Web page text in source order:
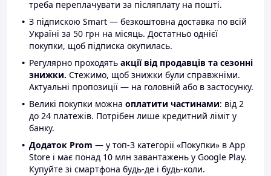
треба переплачувати за післяплату на пошті.
З підпискою Smart — безкоштовна доставка по всій
Україні за 50 грн на місяць. Достатньо однієї
покупки, щоб підписка окупилась.
Регулярно проходять акції від продавців та сезонні
знижки. Стежимо, щоб знижки були справжніми.
Актуальні пропозиції — на головній або в застосунку.
Великі покупки можна оплатити частинами: від 2
до 24 платежів. Потрібен лише кредитний ліміт у
банку.
Додаток Prom — у топ-3 категорії «Покупки» в App
Store і має понад 10 млн завантажень у Google Play.
Купуйте зі смартфона будь-де і будь-коли.